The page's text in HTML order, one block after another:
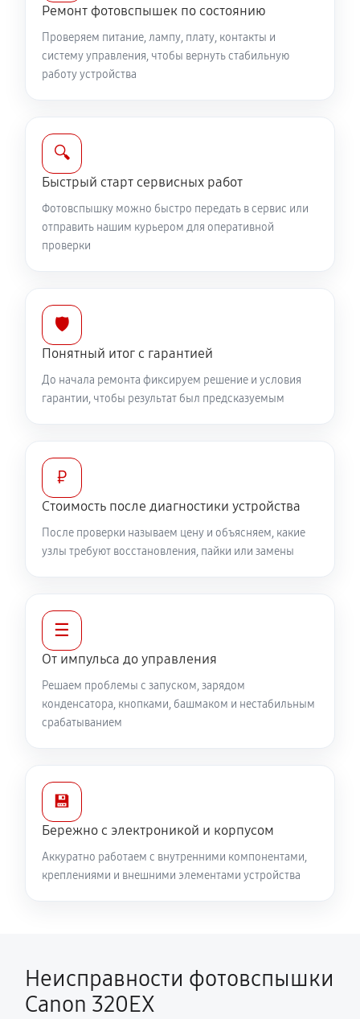
Ремонт фотовспышек по состоянию
Проверяем питание, лампу, плату, контакты и
систему управления, чтобы вернуть стабильную
работу устройства
🔍
Быстрый старт сервисных работ
Фотовспышку можно быстро передать в сервис или
отправить нашим курьером для оперативной
проверки
🛡️
Понятный итог с гарантией
До начала ремонта фиксируем решение и условия
гарантии, чтобы результат был предсказуемым
₽
Стоимость после диагностики устройства
После проверки называем цену и объясняем, какие
узлы требуют восстановления, пайки или замены
☰
От импульса до управления
Решаем проблемы с запуском, зарядом
конденсатора, кнопками, башмаком и нестабильным
срабатыванием
💾
Бережно с электроникой и корпусом
Аккуратно работаем с внутренними компонентами,
креплениями и внешними элементами устройства
Неисправности фотовспышки
Canon 320EX